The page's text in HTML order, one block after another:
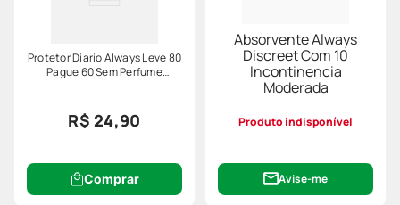
Protetor Diario Always Leve 80
Pague 60 Sem Perfume
R$ 24,90
Comprar
Absorvente Always
Discreet Com 10
Incontinencia
Moderada
Produto indisponível
Avise-me